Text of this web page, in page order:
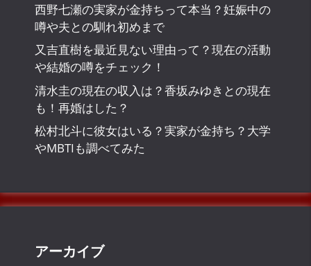
西野七瀬の実家が金持ちって本当？妊娠中の
噂や夫との馴れ初めまで
又吉直樹を最近見ない理由って？現在の活動
や結婚の噂をチェック！
清水圭の現在の収入は？香坂みゆきとの現在
も！再婚はした？
松村北斗に彼女はいる？実家が金持ち？大学
やMBTIも調べてみた
アーカイブ